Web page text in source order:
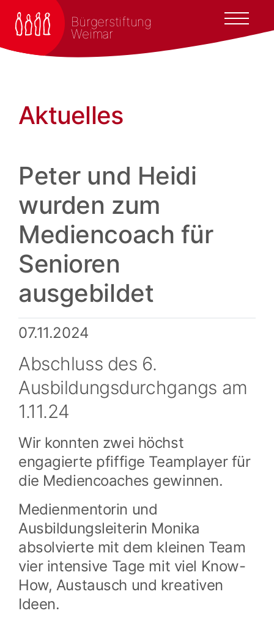
Bürgerstiftung
Weimar
Aktuelles
Peter und Heidi
wurden zum
Mediencoach für
Senioren
ausgebildet
07.11.2024
Abschluss des 6.
Ausbildungsdurchgangs am
1.11.24
Wir konnten zwei höchst
engagierte pfiffige Teamplayer für
die Mediencoaches gewinnen.
Medienmentorin und
Ausbildungsleiterin Monika
absolvierte mit dem kleinen Team
vier intensive Tage mit viel Know-
How, Austausch und kreativen
Ideen.